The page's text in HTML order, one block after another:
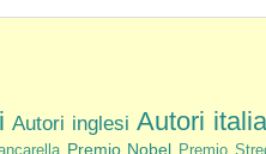
Autori inglesi Autori
Premio Nobel Premio